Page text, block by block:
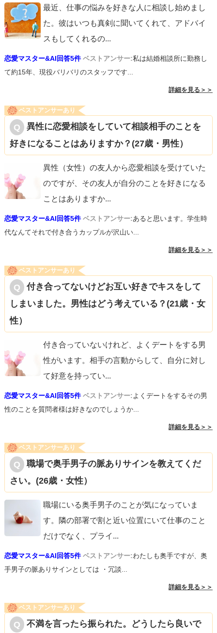
最近、仕事の悩みを好きな人に相談し始めまし
た。彼はいつも真剣に聞いてくれて、アドバイ
スもしてくれるの...
恋愛マスター&AI回答5件 ベストアンサー:私は結婚相談所に勤務し
て約15年、現役バリバリのスタッフです...
詳細を見る＞＞
ベストアンサーあり
異性に恋愛相談をしていて相談相手のことを
好きになることはありますか？(27歳・男性）
異性（女性）の友人から恋愛相談を受けていた
のですが、その友人が自分のことを好きになる
ことはありますか...
恋愛マスター&AI回答5件 ベストアンサー:あると思います。学生時
代なんてそれで付き合うカップルが沢山い...
詳細を見る＞＞
ベストアンサーあり
付き合ってないけどお互い好きでキスをして
しまいました。男性はどう考えている？(21歳・女
性）
付き合っていないけれど、よくデートをする男
性がいます。相手の言動からして、自分に対し
て好意を持ってい...
恋愛マスター&AI回答5件 ベストアンサー:よくデートをするその男
性のことを質問者様は好きなのでしょうか...
詳細を見る＞＞
ベストアンサーあり
職場で奥手男子の脈ありサインを教えてくだ
さい。(26歳・女性）
職場にいる奥手男子のことが気になっていま
す。隣の部署で割と近い位置にいて仕事のこと
だけでなく、プライ ...
恋愛マスター&AI回答5件 ベストアンサー:わたしも奥手ですが、奥
手男子の脈ありサインとしては ・冗談...
詳細を見る＞＞
ベストアンサーあり
不満を言ったら振られた。どうしたら良いで